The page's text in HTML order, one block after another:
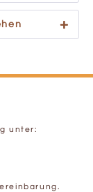
unter: